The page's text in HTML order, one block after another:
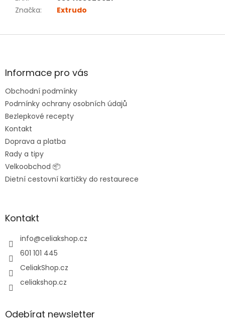
Značka: Extrudo
Z
aInformace pro vás
Obchodní podmínky
Podmínky ochrany osobních údajů
Bezlepkové recepty
Kontakt
Doprava a platba
Rady a tipy
Velkoobchod 📦
Dietní cestovní kartičky do restaurece
Kontakt
info@celiakshop.cz
601 101 445
CeliakShop.cz
celiakshop.cz
Odebírat newsletter